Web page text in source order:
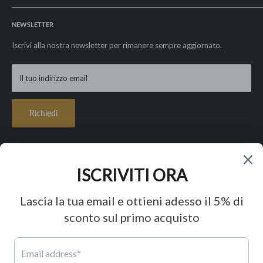
Spedizioni e resi
Privacy Policy
Cookie Policy
La nostra storia
I nostri valori
Le nostre garanzie
Lavora con noi
FAQ - Paga in 3 rate con Klarna
NEWSLETTER
Iscrivi alla nostra newsletter per rimanere sempre aggiornato.
Il tuo indirizzo email
Richiedi
Accettiamo